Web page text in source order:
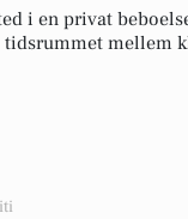
i en privat
mellem